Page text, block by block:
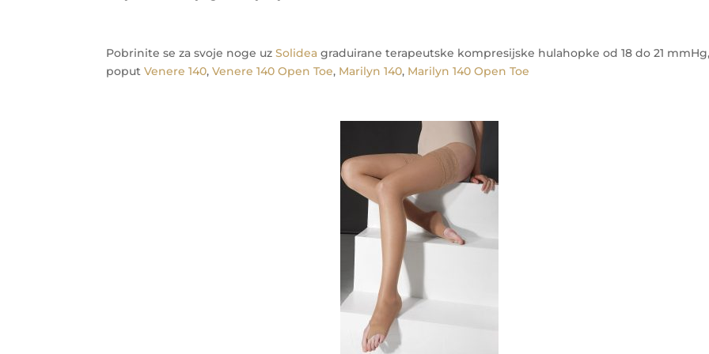
Pobrinite se za svoje noge uzSolidea graduirane terapeutske kompresijske hulahopke od 18 do 21
poputVenere 140,Venere 140 Open Toe, Marilyn 140, Marilyn 140 Open Toe